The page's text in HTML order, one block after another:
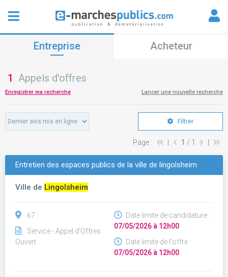
Entreprise Acheteur
1 Appels d'offres
Enregistrer ma recherche Lancer une nouvelle recherche
Filtrer
Page : 1 / 1
Entretien des espaces publics de la ville de lingolsheim
Ville de Lingolsheim
67
Service - Appel d'Offres
Ouvert
Date limite de candidature :
07/05/2026 à 12h00
Date limite de l'offre :
07/05/2026 à 12h00